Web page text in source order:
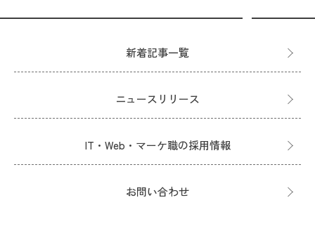
新着記事一覧
ニュースリリース
IT・Web・マーケ職の採用情報
お問い合わせ